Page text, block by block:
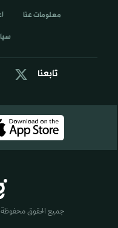
تابعنا
معلومات عنا
جميع الحقوق